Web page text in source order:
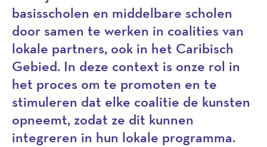
basisscholen en middelbare scholen
door samen te werken in coalities van
lokale partners, ook in het Caribisch
Gebied. In deze context is onze rol in
het proces om te promoten en te
stimuleren dat elke coalitie de kunsten
opneemt, zodat ze dit kunnen
integreren in hun lokale programma.